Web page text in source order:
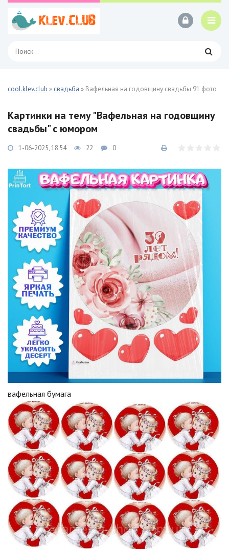
cool.klev.club » свадьба » Вафельная на годовщину свадьбы 91 фото
Картинки на тему "Вафельная на годовщину
свадьбы" с юмором
1-06-2025, 18:54 22 0
вафельная бумага